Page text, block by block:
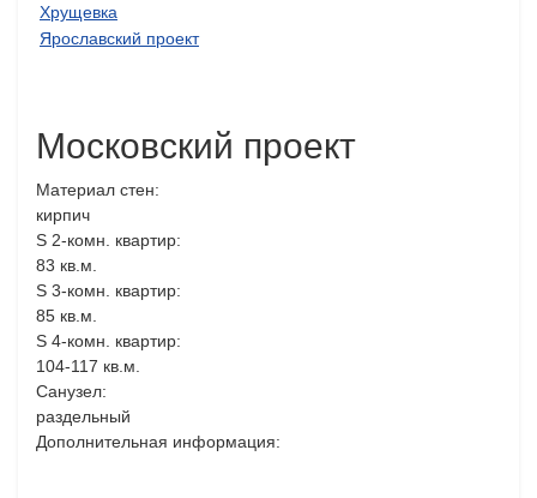
Хрущевка
Ярославский проект
Московский проект
Материал стен:
кирпич
S 2-комн. квартир:
83 кв.м.
S 3-комн. квартир:
85 кв.м.
S 4-комн. квартир:
104-117 кв.м.
Санузел:
раздельный
Дополнительная информация: